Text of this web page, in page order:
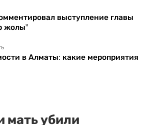
выступление главы
жолы”
в Алматы: какие мероприятия
мать убили